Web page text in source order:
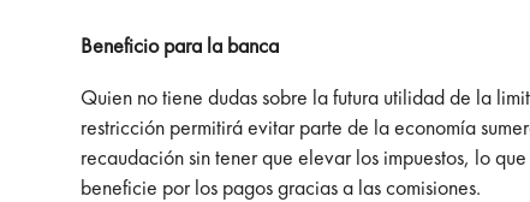
Beneficio para la banca
Quien no tiene dudas sobre la futura utilidad de la
restricción permitirá evitar parte de la economía
recaudación sin tener que elevar los impuestos, lo
beneficie por los pagos gracias a las comisiones.